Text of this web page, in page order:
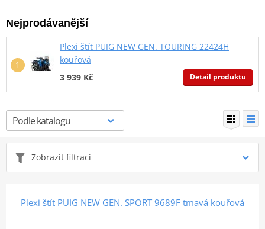
Nejprodávanější
Plexi štít PUIG NEW GEN. TOURING 22424H
kouřová
3 939 Kč
Detail produktu
Zobrazit filtraci
Plexi štít PUIG NEW GEN. SPORT 9689F tmavá kouřová